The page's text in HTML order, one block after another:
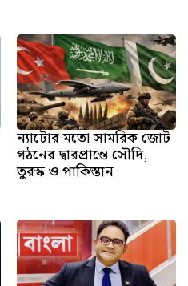
ন্যাটোর মতো সামরিক জোট
গঠনের দ্বারপ্রান্তে সৌদি,
তুরস্ক ও পাকিস্তান